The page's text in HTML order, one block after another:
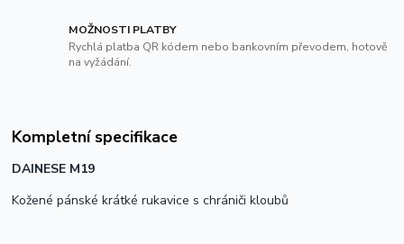
MOŽNOSTI PLATBY
Rychlá platba QR kódem nebo bankovním převodem, hotově
na vyžádání.
Kompletní specifikace
DAINESE M19
Kožené pánské krátké rukavice s chrániči kloubů